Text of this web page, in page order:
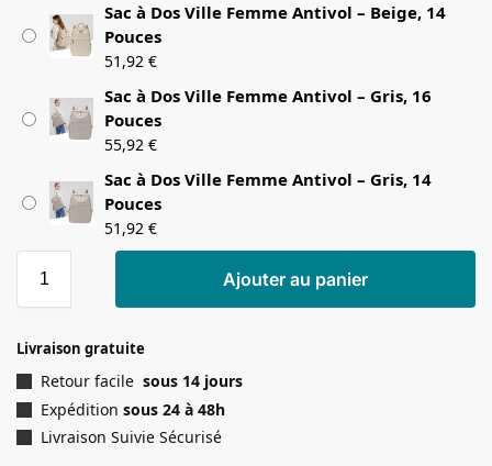
Sac à Dos Ville Femme Antivol – Beige, 14
Pouces
51,92 €
Sac à Dos Ville Femme Antivol – Gris, 16
Pouces
55,92 €
Sac à Dos Ville Femme Antivol – Gris, 14
Pouces
51,92 €
Ajouter au panier
Livraison gratuite
Retour facile sous 14 jours
Expédition sous 24 à 48h
Livraison Suivie Sécurisé